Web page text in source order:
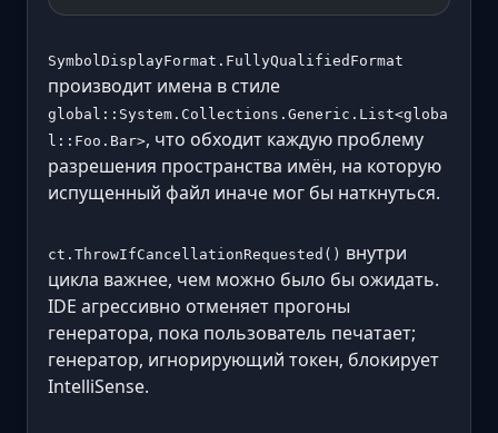
SymbolDisplayFormat.FullyQualifiedFormat
производит имена в стиле
global::System.Collections.Generic.List<globa
l::Foo.Bar>, что обходит каждую проблему
разрешения пространства имён, на которую
испущенный файл иначе мог бы наткнуться.
ct.ThrowIfCancellationRequested() внутри
цикла важнее, чем можно было бы ожидать.
IDE агрессивно отменяет прогоны
генератора, пока пользователь печатает;
генератор, игнорирующий токен, блокирует
IntelliSense.